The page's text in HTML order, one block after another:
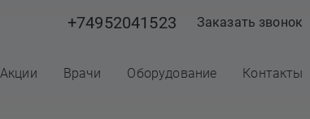
+74952041523 Заказать звонок
Акции Врачи Оборудование Контакты